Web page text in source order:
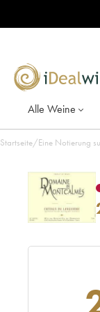
Alle Weine
Startseite/Eine Notierung